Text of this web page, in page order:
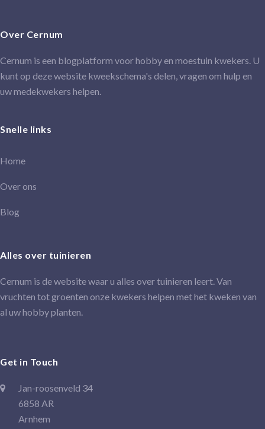
Over Cernum
Cernum is een blogplatform voor hobby en moestuin kwekers. U
kunt op deze website kweekschema's delen, vragen om hulp en
uw medekwekers helpen.
Snelle links
Home
Over ons
Blog
Alles over tuinieren
Cernum is de website waar u alles over tuinieren leert. Van
vruchten tot groenten onze kwekers helpen met het kweken van
al uw hobby planten.
Get in Touch
Jan-roosenveld 34
6858 AR
Arnhem